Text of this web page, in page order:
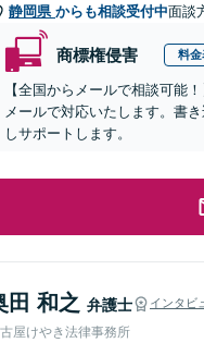
静岡県 からも相談受付中面談
商標権侵害 料金
【全国からメールで相談可能
メールで対応いたします。書
しサポートします。
田 和之 弁護士 インタビ
屋けやき法律事務所